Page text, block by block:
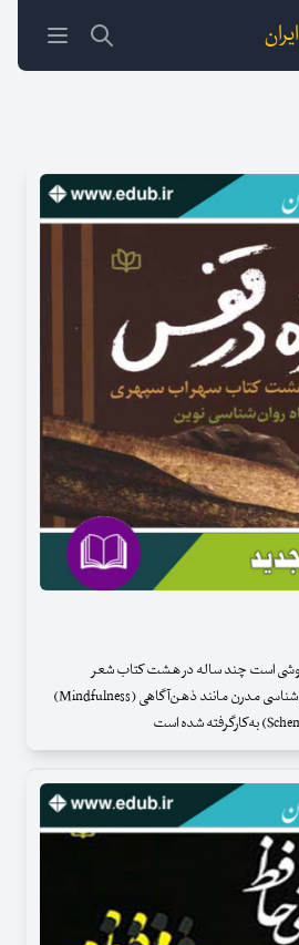
است چند ساله در هشت کتاب شعر
سهراب سپهری. مفاهیم روان‌شناسی مدرن مانند ذهن‌آگاهی (Mindfulness)